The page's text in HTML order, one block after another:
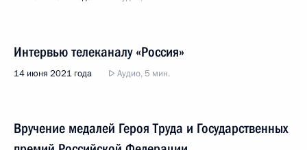
Интервью телеканалу «Россия»
14 июня 2021 года Аудио, 5 мин.
Вручение медалей Героя Труда и Государственных